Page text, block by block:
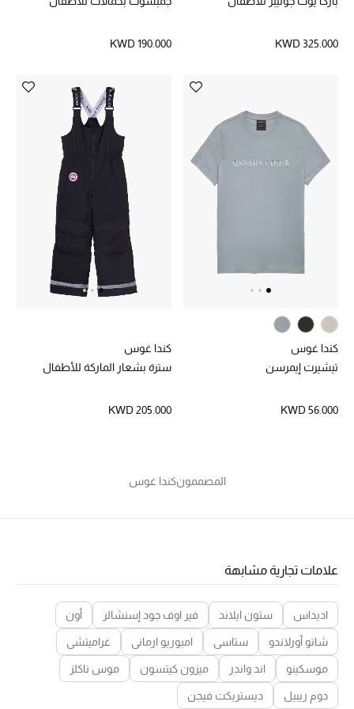
الشموع والعطور المنزلية
مستلزمات المنزل
المجوهرات
مجوهرات فاخرة للنساء
مجوهرات عصرية للنساء
هدايا مُعبرة
تسوقوا المجوهرات
الهدايا
KWD 325.000
KWD 190.000
كندا غوس
تيشيرت إيمرسن
KWD 56.000
كندا غوس
سترة بشعار الماركة للأطفال
KWD 205.000
المصممونكندا غوس
علامات تجارية مشابهة
اديداس ستون ايلاند فير اوف جود إسنشالز أون
شاتو أورلاندو ستاسي امبوريو ارماني غراميتشي
موسكينو اند واندر ميزون كيتسون موس ناكلز
دوم ريبيل ديستريكت فيجن